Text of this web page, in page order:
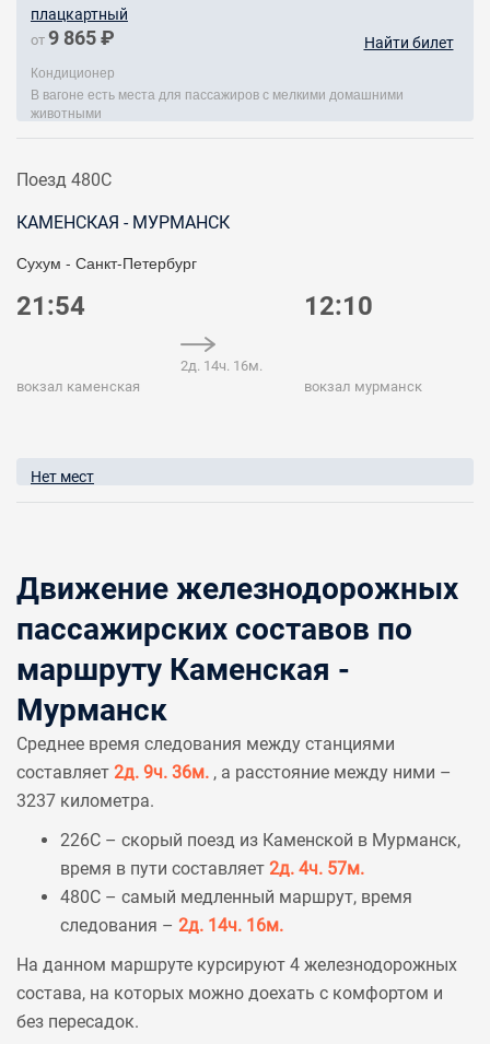
плацкартный
от 9 865 ₽ Найти билет
Кондиционер
В вагоне есть места для пассажиров с мелкими домашними
животными
Поезд 480С
КАМЕНСКАЯ - МУРМАНСК
Сухум - Санкт-Петербург
21:54
вокзал каменская
2д. 14ч. 16м.
12:10
вокзал мурманск
Нет мест
Движение железнодорожных
пассажирских составов по
маршруту Каменская -
Мурманск
Среднее время следования между станциями
составляет 2д. 9ч. 36м. , а расстояние между ними –
3237 километра.
226С – скорый поезд из Каменской в Мурманск,
время в пути составляет 2д. 4ч. 57м.
480С – самый медленный маршрут, время
следования – 2д. 14ч. 16м.
На данном маршруте курсируют 4 железнодорожных
состава, на которых можно доехать с комфортом и
без пересадок.